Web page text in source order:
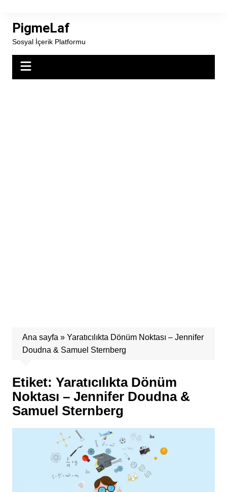
contentPigmeLaf
Sosyal İçerik Platformu
Ana sayfa » Yaratıcılıkta Dönüm Noktası – Jennifer
Doudna & Samuel Sternberg
Etiket: Yaratıcılıkta Dönüm
Noktası – Jennifer Doudna &
Samuel Sternberg